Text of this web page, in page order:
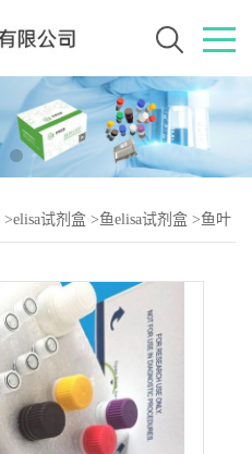
>elisa试剂盒 >鱼elisa试剂盒 >鱼叶